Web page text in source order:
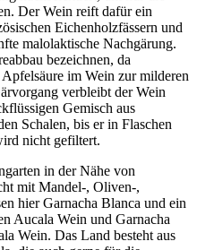
Der Wein reift dafür ein
Eichenholzfässern und
malolaktische Nachgärung.
bezeichnen, da
im Wein zur milderen
verbleibt der Wein
Gemisch aus
Schalen, bis er in Flaschen
nicht gefiltert.
in der Nähe von
mit Mandel-, Oliven-,
hier Garnacha Blanca und ein
Aucala Wein und Garnacha
Wein. Das Land besteht aus